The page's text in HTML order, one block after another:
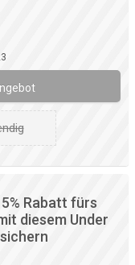
Rabatt fürs
diesem Under